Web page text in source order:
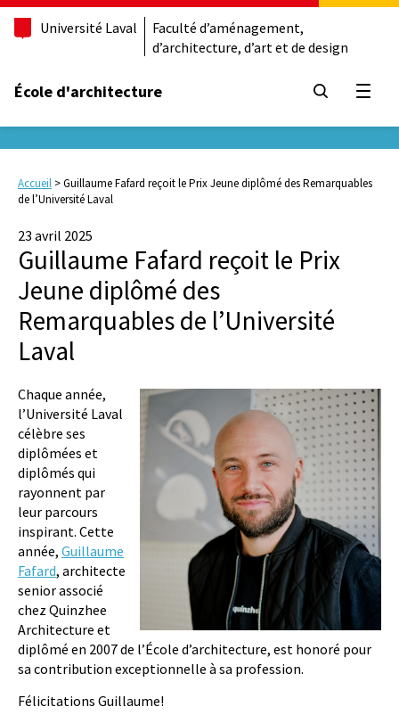
Université Laval
Faculté d’aménagement,
d’architecture, d’art et de design
École d'architecture
Accueil >Guillaume Fafard reçoit le Prix Jeune diplômé des Remarquables
de l’Université Laval
23 avril 2025
Guillaume Fafard reçoit le Prix
Jeune diplômé des
Remarquables de l’Université
Laval
Chaque année,
l’Université Laval
célèbre ses
diplômées et
diplômés qui
rayonnent par
leur parcours
inspirant. Cette
année, Guillaume
Fafard, architecte
senior associé
chez Quinzhee
Architecture et
diplômé en 2007 de l’École d’architecture, est honoré pour
sa contribution exceptionnelle à sa profession.
Félicitations Guillaume!